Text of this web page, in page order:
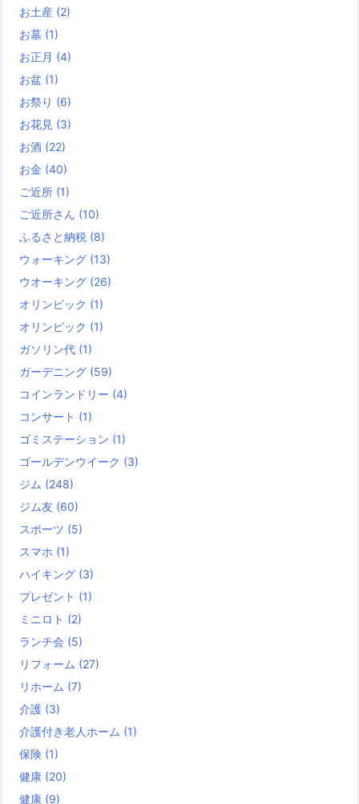
お土産 (2)
お墓 (1)
お正月 (4)
お盆 (1)
お祭り (6)
お花見 (3)
お酒 (22)
お金 (40)
ご近所 (1)
ご近所さん (10)
ふるさと納税 (8)
ウォーキング (13)
ウオーキング (26)
オリンピック (1)
オリンピック (1)
ガソリン代 (1)
ガーデニング (59)
コインランドリー (4)
コンサート (1)
ゴミステーション (1)
ゴールデンウイーク (3)
ジム (248)
ジム友 (60)
スポーツ (5)
スマホ (1)
ハイキング (3)
プレゼント (1)
ミニロト (2)
ランチ会 (5)
リフォーム (27)
リホーム (7)
介護 (3)
介護付き老人ホーム (1)
保険 (1)
健康 (20)
健康 (9)